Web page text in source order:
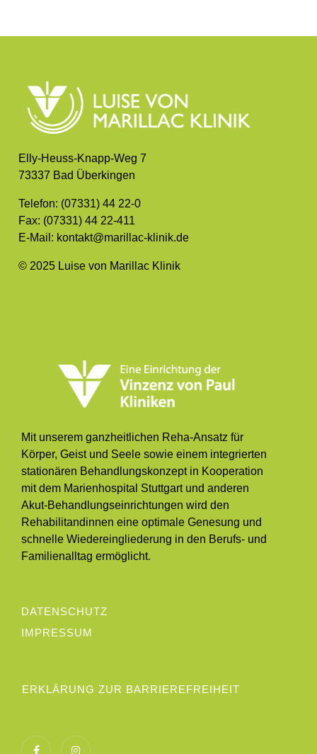
Elly-Heuss-Knapp-Weg 7
73337 Bad Überkingen
Telefon: (07331) 44 22-0
Fax: (07331) 44 22-411
E-Mail: kontakt@marillac-klinik.de
© 2025 Luise von Marillac Klinik
Mit unserem ganzheitlichen Reha-Ansatz für
Körper, Geist und Seele sowie einem integrierten
stationären Behandlungskonzept in Kooperation
mit dem Marienhospital Stuttgart und anderen
Akut-Behandlungseinrichtungen wird den
Rehabilitandinnen eine optimale Genesung und
schnelle Wiedereingliederung in den Berufs- und
Familienalltag ermöglicht.
DATENSCHUTZ
IMPRESSUM
ERKLÄRUNG ZUR BARRIEREFREIHEIT